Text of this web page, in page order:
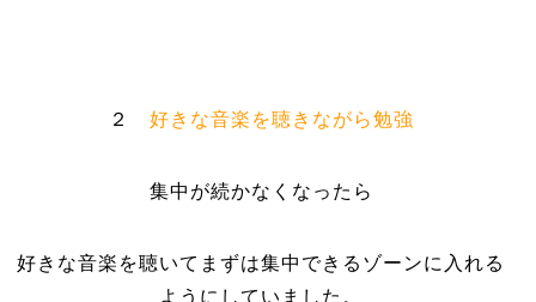
２ 好きな音楽を聴きながら勉強
集中が続かなくなったら
好きな音楽を聴いてまずは集中できるゾーンに入れる
ようにしていました。